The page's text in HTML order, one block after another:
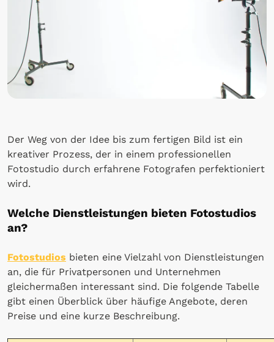
Der Weg von der Idee bis zum fertigen Bild ist ein
kreativer Prozess, der in einem professionellen
Fotostudio durch erfahrene Fotografen perfektioniert
wird.
Welche Dienstleistungen bieten Fotostudios
an?
Fotostudios bieten eine Vielzahl von Dienstleistungen
an, die für Privatpersonen und Unternehmen
gleichermaßen interessant sind. Die folgende Tabelle
gibt einen Überblick über häufige Angebote, deren
Preise und eine kurze Beschreibung.